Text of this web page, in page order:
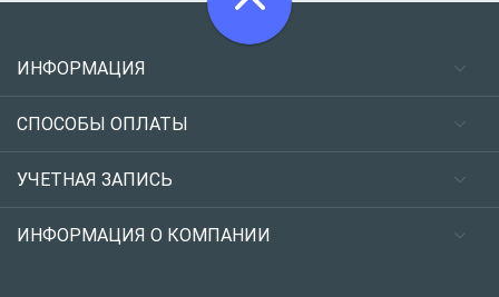
ИНФОРМАЦИЯ
СПОСОБЫ ОПЛАТЫ
УЧЕТНАЯ ЗАПИСЬ
ИНФОРМАЦИЯ О КОМПАНИИ